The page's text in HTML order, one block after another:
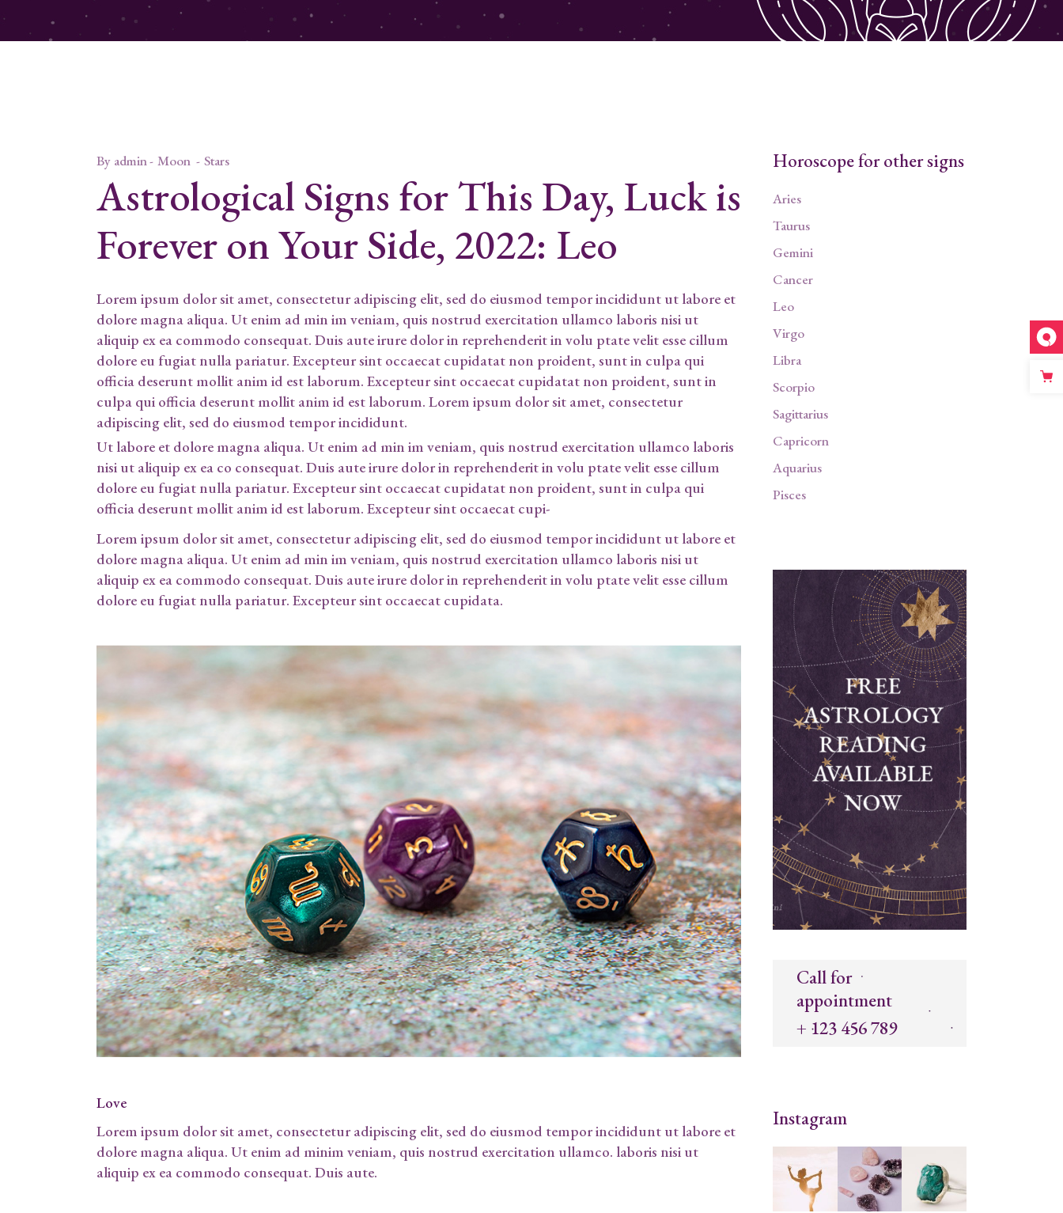
By admin Moon Stars
Astrological Signs for This Day, Luck is
Forever on Your Side, 2022: Leo
Lorem ipsum dolor sit amet, consectetur adipiscing elit, sed do eiusmod tempor incididunt ut labore et
dolore magna aliqua. Ut enim ad min im veniam, quis nostrud exercitation ullamco laboris nisi ut
aliquip ex ea commodo consequat. Duis aute irure dolor in reprehenderit in volu ptate velit esse cillum
dolore eu fugiat nulla pariatur. Excepteur sint occaecat cupidatat non proident, sunt in culpa qui
officia deserunt mollit anim id est laborum. Excepteur sint occaecat cupidatat non proident, sunt in
culpa qui officia deserunt mollit anim id est laborum. Lorem ipsum dolor sit amet, consectetur
adipiscing elit, sed do eiusmod tempor incididunt.
Ut labore et dolore magna aliqua. Ut enim ad min im veniam, quis nostrud exercitation ullamco laboris
nisi ut aliquip ex ea co consequat. Duis aute irure dolor in reprehenderit in volu ptate velit esse cillum
dolore eu fugiat nulla pariatur. Excepteur sint occaecat cupidatat non proident, sunt in culpa qui
officia deserunt mollit anim id est laborum. Excepteur sint occaecat cupi-
Lorem ipsum dolor sit amet, consectetur adipiscing elit, sed do eiusmod tempor incididunt ut labore et
dolore magna aliqua. Ut enim ad min im veniam, quis nostrud exercitation ullamco laboris nisi ut
aliquip ex ea commodo consequat. Duis aute irure dolor in reprehenderit in volu ptate velit esse cillum
dolore eu fugiat nulla pariatur. Excepteur sint occaecat cupidata.
Love
Lorem ipsum dolor sit amet, consectetur adipiscing elit, sed do eiusmod tempor incididunt ut labore et
dolore magna aliqua. Ut enim ad minim veniam, quis nostrud exercitation ullamco. laboris nisi ut
aliquip ex ea commodo consequat. Duis aute.
Horoscope for other signs
Aries
Taurus
Gemini
Cancer
Leo
Virgo
Libra
Scorpio
Sagittarius
Capricorn
Aquarius
Pisces
Call for
appointment
+ 123 456 789
Instagram